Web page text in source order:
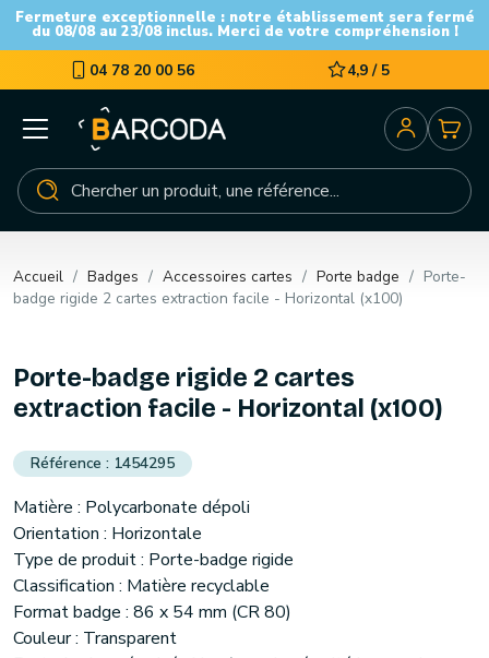
Fermeture exceptionnelle : notre établissement sera fermé
du 08/08 au 23/08 inclus. Merci de votre compréhension !
04 78 20 00 56 4,9 / 5
Accueil Badges Accessoires cartes Porte badge
Porte-
badge rigide 2 cartes extraction facile - Horizontal (x100)
Porte-badge rigide 2 cartes
extraction facile - Horizontal (x100)
1454295
Matière : Polycarbonate dépoli
Orientation : Horizontale
Type de produit : Porte-badge rigide
Classification : Matière recyclable
Format badge : 86 x 54 mm (CR 80)
Couleur : Transparent